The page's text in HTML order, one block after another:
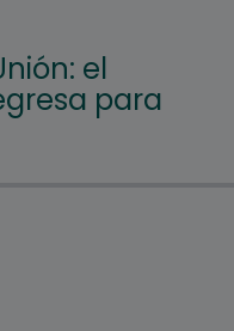
el
para